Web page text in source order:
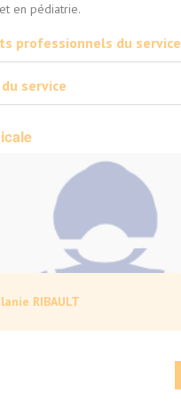
en pédiatrie.
professionnels du service
service
RIBAULT